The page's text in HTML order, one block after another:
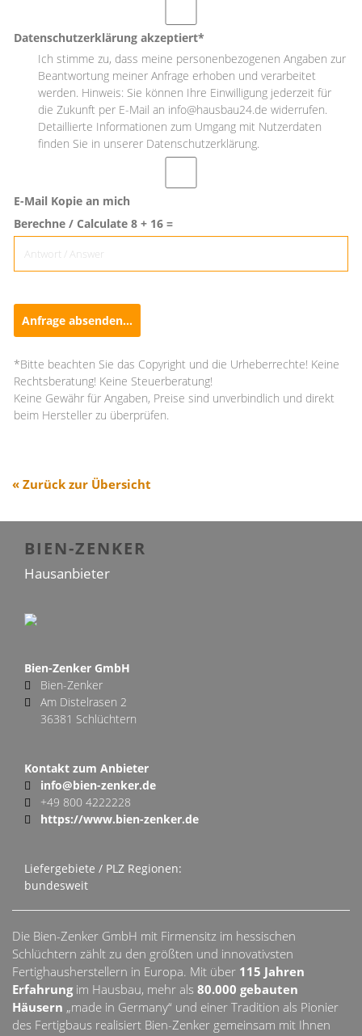
Datenschutzerklärung akzeptiert*
Ich stimme zu, dass meine personenbezogenen Angaben zur
Beantwortung meiner Anfrage erhoben und verarbeitet
werden. Hinweis: Sie können Ihre Einwilligung jederzeit für
die Zukunft per E-Mail an info@hausbau24.de widerrufen.
Detaillierte Informationen zum Umgang mit Nutzerdaten
finden Sie in unserer Datenschutzerklärung.
E-Mail Kopie an mich
Berechne / Calculate 8 + 16 =
Anfrage absenden...
*Bitte beachten Sie das Copyright und die Urheberrechte! Keine
Rechtsberatung! Keine Steuerberatung!
Keine Gewähr für Angaben, Preise sind unverbindlich und direkt
beim Hersteller zu überprüfen.
« Zurück zur Übersicht
BIEN-ZENKER
Hausanbieter
Bien-Zenker GmbH
Bien-Zenker
Am Distelrasen 2
36381 Schlüchtern
Kontakt zum Anbieter
info@bien-zenker.de
+49 800 4222228
https://www.bien-zenker.de
Liefergebiete / PLZ Regionen:
bundesweit
Die Bien-Zenker GmbH mit Firmensitz im hessischen
Schlüchtern zählt zu den größten und innovativsten
Fertighausherstellern in Europa. Mit über 115 Jahren
Erfahrungim Hausbau, mehr als 80.000 gebauten
Häusern „made in Germany“ und einer Tradition als Pionier
des Fertigbaus realisiert Bien-Zenker gemeinsam mit Ihnen